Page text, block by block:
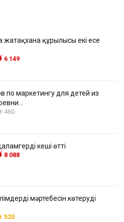
жатақхана құрылысы екі есе
6 149
по маркетингу для детей из
460
кеші өтті
8 088
мәртебесін көтеруді
520